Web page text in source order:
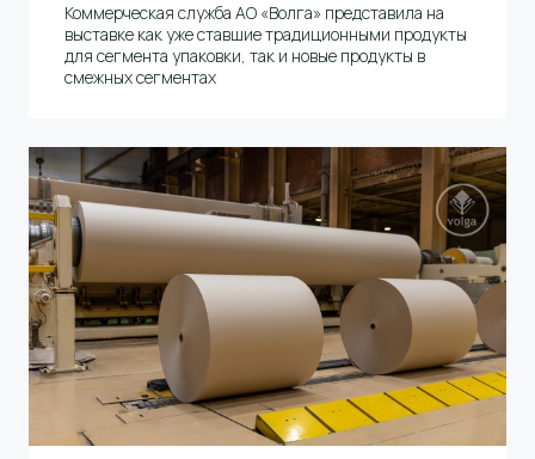
Коммерческая служба АО «Волга» представила на
выставке как уже ставшие традиционными продукты
для сегмента упаковки, так и новые продукты в
смежных сегментах